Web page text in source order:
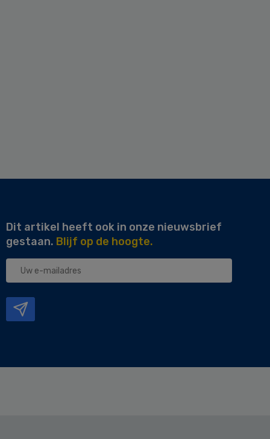
Dit artikel heeft ook in onze nieuwsbrief
gestaan. Blijf op de hoogte.
Uw